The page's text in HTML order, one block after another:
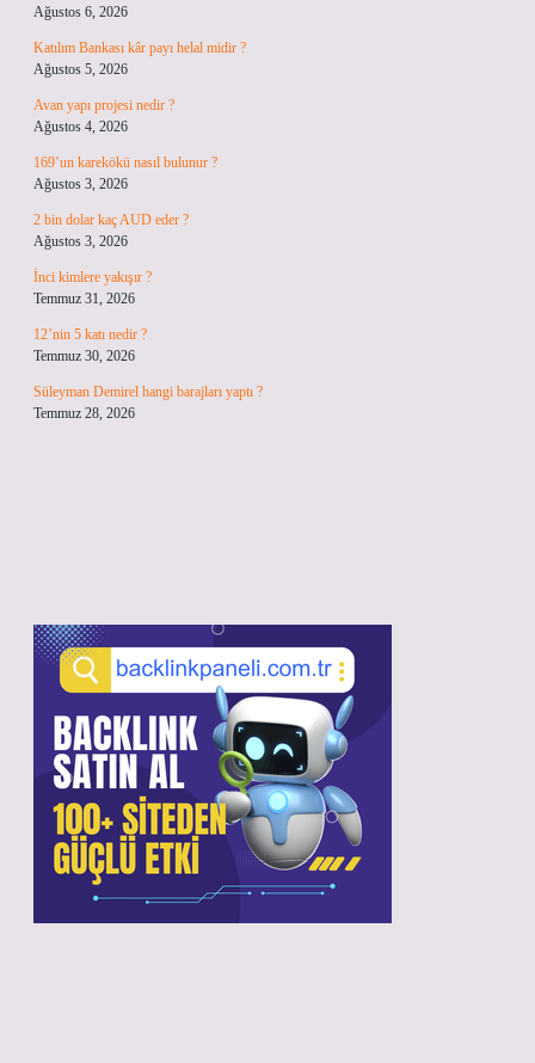
Ağustos 6, 2026
Katılım Bankası kâr payı helal midir ?
Ağustos 5, 2026
Avan yapı projesi nedir ?
Ağustos 4, 2026
169’un karekökü nasıl bulunur ?
Ağustos 3, 2026
2 bin dolar kaç AUD eder ?
Ağustos 3, 2026
İnci kimlere yakışır ?
Temmuz 31, 2026
12’nin 5 katı nedir ?
Temmuz 30, 2026
Süleyman Demirel hangi barajları yaptı ?
Temmuz 28, 2026